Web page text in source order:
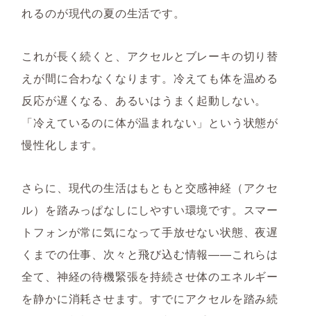
れるのが現代の夏の生活です。
これが長く続くと、アクセルとブレーキの切り替
えが間に合わなくなります。冷えても体を温める
反応が遅くなる、あるいはうまく起動しない。
「冷えているのに体が温まれない」という状態が
慢性化します。
さらに、現代の生活はもともと交感神経（アクセ
ル）を踏みっぱなしにしやすい環境です。スマー
トフォンが常に気になって手放せない状態、夜遅
くまでの仕事、次々と飛び込む情報——これらは
全て、神経の待機緊張を持続させ体のエネルギー
を静かに消耗させます。すでにアクセルを踏み続